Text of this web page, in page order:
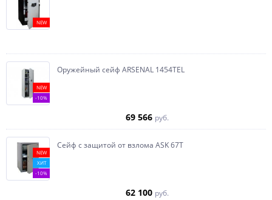
NEW
NEW
-10%
Оружейный сейф ARSENAL 1454ТEL
69 566 руб.
NEW
ХИТ
-10%
Сейф с защитой от взлома ASK 67T
62 100 руб.